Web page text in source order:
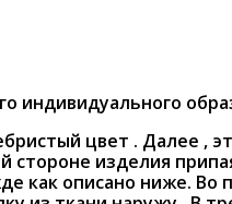
индивидуального
цвет . Далее ,
изделия
как описано ниже. Во